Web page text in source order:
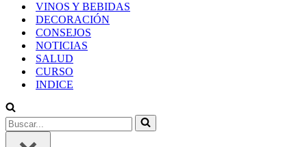
VINOS Y BEBIDAS
DECORACIÓN
CONSEJOS
NOTICIAS
SALUD
CURSO
INDICE
Buscar...